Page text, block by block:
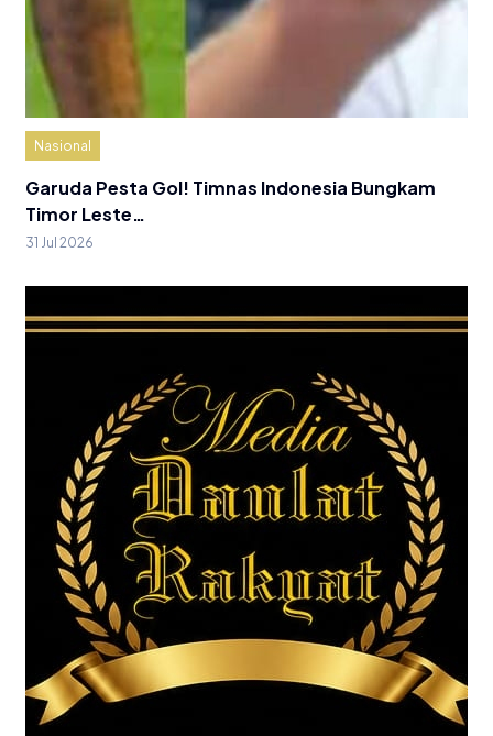
Nasional
Garuda Pesta Gol! Timnas Indonesia Bungkam
Timor Leste…
31 Jul 2026